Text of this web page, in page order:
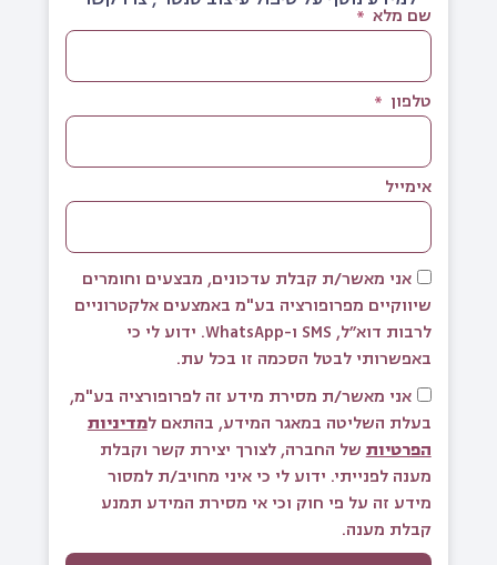
שם מלא
טלפון
אימייל
אני מאשר/ת קבלת עדכונים, מבצעים וחומרים
שיווקיים מפרופורציה בע"מ באמצעים אלקטרוניים
לרבות דוא״ל, SMS ו-WhatsApp. ידוע לי כי
באפשרותי לבטל הסכמה זו בכל עת.
אני מאשר/ת מסירת מידע זה לפרופורציה בע"מ,
בעלת השליטה במאגר המידע, בהתאם למדיניות
הפרטיותשל החברה, לצורך יצירת קשר וקבלת
מענה לפנייתי. ידוע לי כי איני מחויב/ת למסור
מידע זה על פי חוק וכי אי מסירת המידע תמנע
קבלת מענה.